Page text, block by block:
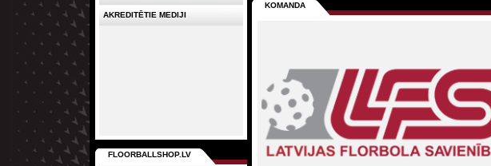
KOMANDA
AKREDITĒTIE MEDIJI
FLOORBALLSHOP.LV